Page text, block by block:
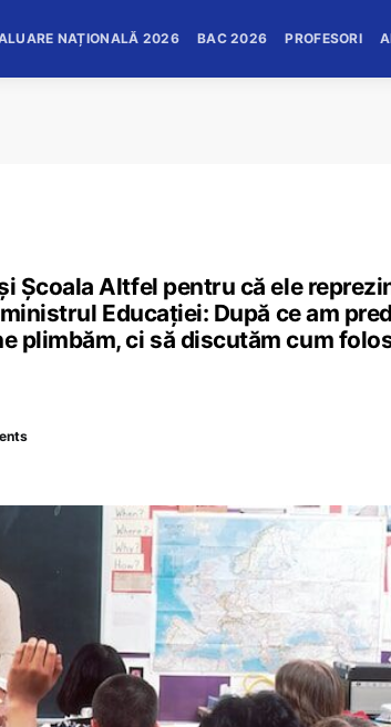
NAȚIONALĂ 2026 BAC 2026 PROFESORI
Școala Altfel pentru că ele
Educației: După ce am
plimbăm, ci să discutăm cum